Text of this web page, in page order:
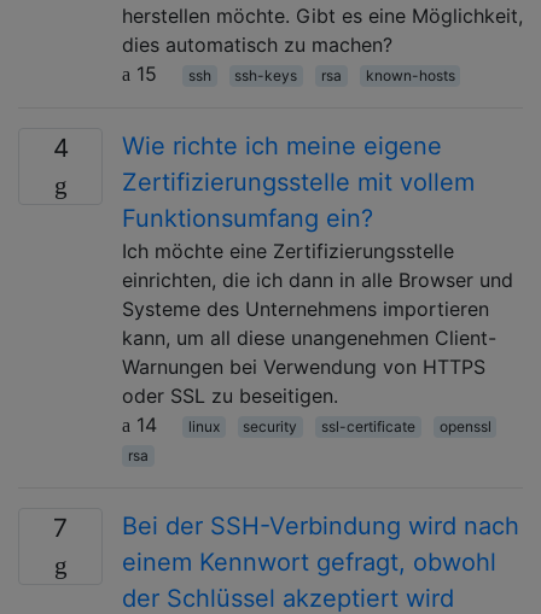
herstellen möchte. Gibt es eine Möglichkeit,
dies automatisch zu machen?
15
ssh ssh-keys rsa known-hosts
4
Wie richte ich meine eigene
Zertifizierungsstelle mit vollem
Funktionsumfang ein?
Ich möchte eine Zertifizierungsstelle
einrichten, die ich dann in alle Browser und
Systeme des Unternehmens importieren
kann, um all diese unangenehmen Client-
Warnungen bei Verwendung von HTTPS
oder SSL zu beseitigen.
14
linux security ssl-certificate
openssl
rsa
7
Bei der SSH-Verbindung wird nach
einem Kennwort gefragt, obwohl
der Schlüssel akzeptiert wird